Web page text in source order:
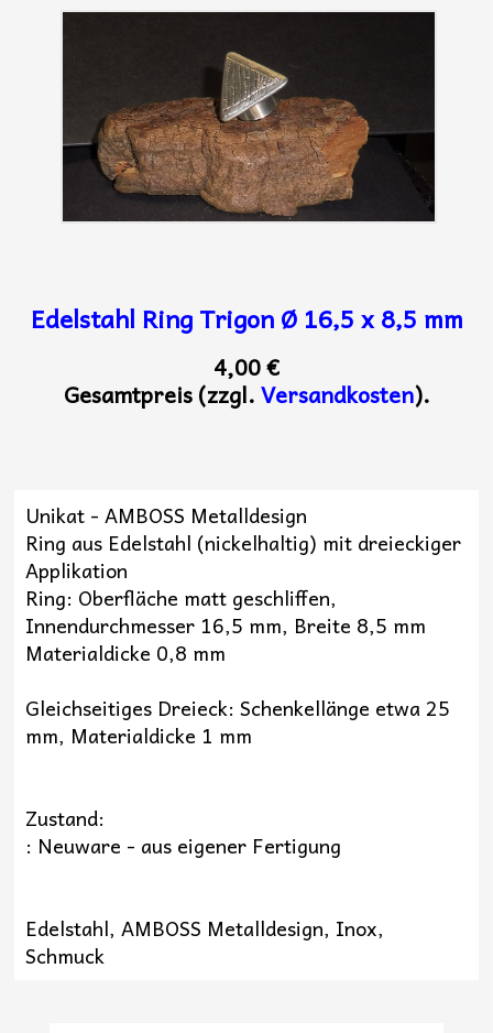
Edelstahl Ring Trigon Ø 16,5 x 8,5 mm
4,00 €
Gesamtpreis (zzgl.Versandkosten).
Unikat - AMBOSS Metalldesign
Ring aus Edelstahl (nickelhaltig) mit dreieckiger
Applikation
Ring: Oberfläche matt geschliffen,
Innendurchmesser 16,5 mm, Breite 8,5 mm
Materialdicke 0,8 mm
Gleichseitiges Dreieck: Schenkellänge etwa 25
mm, Materialdicke 1 mm
Zustand:
: Neuware - aus eigener Fertigung
Edelstahl, AMBOSS Metalldesign, Inox,
Schmuck